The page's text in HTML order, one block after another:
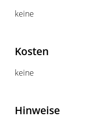
keine
Kosten
keine
Hinweise